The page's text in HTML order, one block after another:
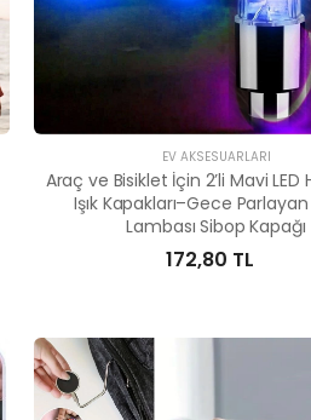
EV AKSESUARLARI
Araç ve Bisiklet İçin 2’li Mavi LED
Işık Kapakları–Gece
Lambası Sibop Kapağı
172,80 TL